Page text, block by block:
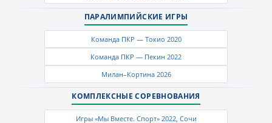
ПАРАЛИМПИЙСКИЕ ИГРЫ
Команда ПКР — Токио 2020
Команда ПКР — Пекин 2022
Милан–Кортина 2026
КОМПЛЕКСНЫЕ СОРЕВНОВАНИЯ
Игры «Мы Вместе. Спорт» 2022, Сочи